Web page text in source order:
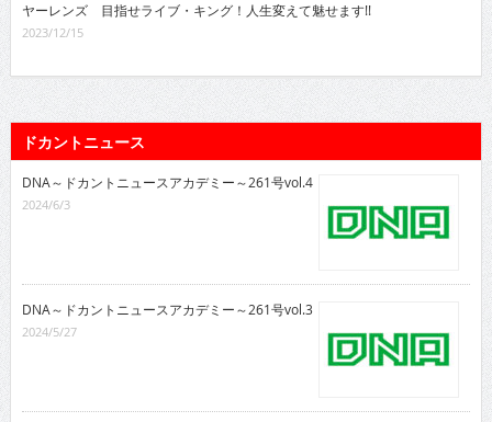
ヤーレンズ 目指せライブ・キング！人生変えて魅せます!!
2023/12/15
ドカントニュース
DNA～ドカントニュースアカデミー～261号vol.4
2024/6/3
DNA～ドカントニュースアカデミー～261号vol.3
2024/5/27